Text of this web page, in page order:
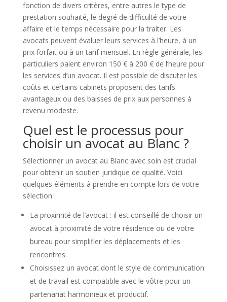
fonction de divers critères, entre autres le type de
prestation souhaité, le degré de difficulté de votre
affaire et le temps nécessaire pour la traiter. Les
avocats peuvent évaluer leurs services à l’heure, à un
prix forfait ou à un tarif mensuel. En règle générale, les
particuliers paient environ 150 € à 200 € de l’heure pour
les services d’un avocat. Il est possible de discuter les
coûts et certains cabinets proposent des tarifs
avantageux ou des baisses de prix aux personnes à
revenu modeste.
Quel est le processus pour
choisir un avocat au Blanc ?
Sélectionner un avocat au Blanc avec soin est crucial
pour obtenir un soutien juridique de qualité. Voici
quelques éléments à prendre en compte lors de votre
sélection :
La proximité de l’avocat : il est conseillé de choisir un
avocat à proximité de votre résidence ou de votre
bureau pour simplifier les déplacements et les
rencontres.
Choisissez un avocat dont le style de communication
et de travail est compatible avec le vôtre pour un
partenariat harmonieux et productif.